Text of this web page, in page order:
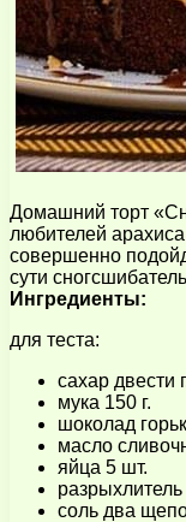
Домашний торт
любителей
совершенно
сути
Ингредиенты:
для теста:
сахар двести
мука 150 г.
шоколад
масло
яйца 5 шт.
соль два